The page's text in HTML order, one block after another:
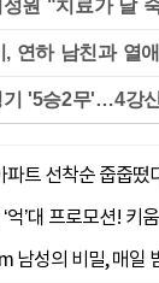
원 "치료가 날
연하 남친과 열애
기 '5승2무'…4강